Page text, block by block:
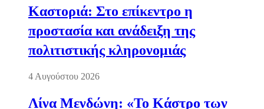
Καστοριά: Στο επίκεντρο η
προστασία και ανάδειξη της
πολιτιστικής κληρονομιάς
4 Αυγούστου 2026
Λίνα Μενδώνη: «Το Κάστρο των